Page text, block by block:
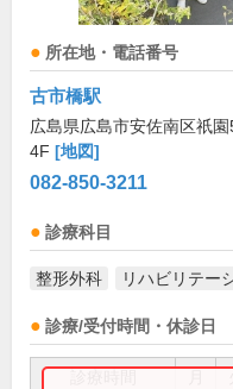
所在地・電話番号
古市橋駅
広島県広島市安佐南区祇
4F [地図]
082-850-3211
診療科目
整形外科 リハビリテー
診療/受付時間・休診日